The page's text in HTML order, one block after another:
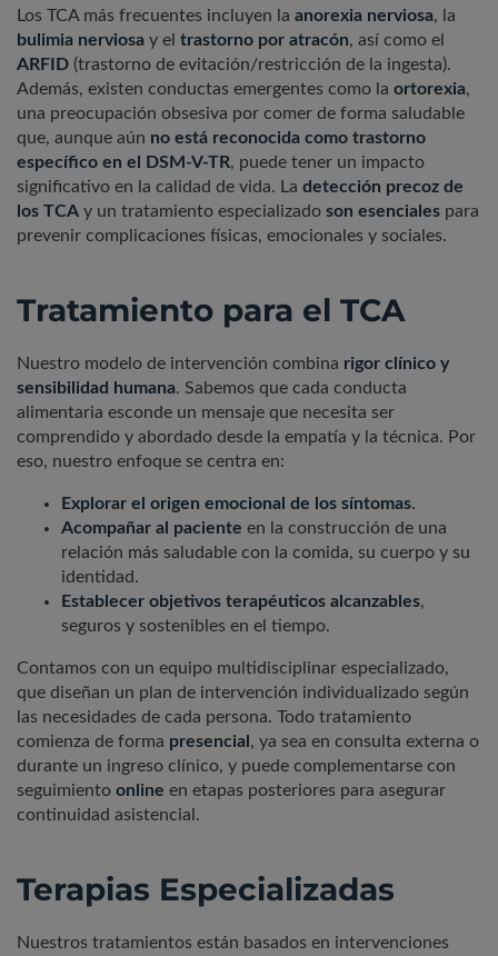
Los TCA más frecuentes incluyen la anorexia nerviosa, la
bulimia nerviosa y el trastorno por atracón, así como el
ARFID (trastorno de evitación/restricción de la ingesta).
Además, existen conductas emergentes como la ortorexia,
una preocupación obsesiva por comer de forma saludable
que, aunque aún no está reconocida como trastorno
específico en el DSM-V-TR, puede tener un impacto
significativo en la calidad de vida. La detección precoz de
los TCA y un tratamiento especializado son esenciales para
prevenir complicaciones físicas, emocionales y sociales.
Tratamiento para el TCA
Nuestro modelo de intervención combina rigor clínico y
sensibilidad humana. Sabemos que cada conducta
alimentaria esconde un mensaje que necesita ser
comprendido y abordado desde la empatía y la técnica. Por
eso, nuestro enfoque se centra en:
Explorar el origen emocional de los síntomas.
Acompañar al paciente en la construcción de una
relación más saludable con la comida, su cuerpo y su
identidad.
Establecer objetivos terapéuticos alcanzables,
seguros y sostenibles en el tiempo.
Contamos con un equipo multidisciplinar especializado,
que diseñan un plan de intervención individualizado según
las necesidades de cada persona. Todo tratamiento
comienza de forma presencial , ya sea en consulta externa o
durante un ingreso clínico, y puede complementarse con
seguimiento online en etapas posteriores para asegurar
continuidad asistencial.
Terapias Especializadas
Nuestros tratamientos están basados en intervenciones